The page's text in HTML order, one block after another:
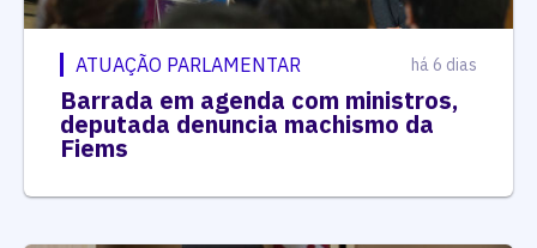
ATUAÇÃO PARLAMENTAR há 6 dias
Barrada em agenda com ministros,
deputada denuncia machismo da
Fiems